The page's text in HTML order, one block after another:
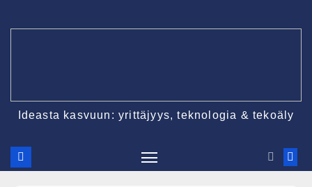
Ideasta kasvuun: yrittäjyys, teknologia & tekoäly